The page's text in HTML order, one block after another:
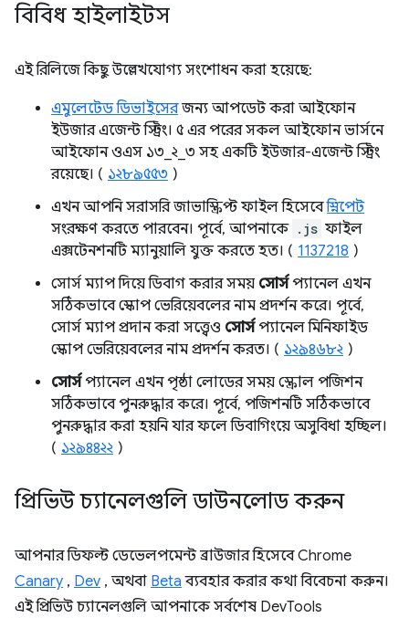
বিবিধ হাইলাইটস
এই রিলিজে কিছু উল্লেখযোগ্য সংশোধন করা হয়েছে:
এমুলেটেড ডিভাইসেরজন্য আপডেট করা আইফোন
ইউজার এজেন্ট স্ট্রিং। ৫ এর পরের সকল আইফোন ভার্সনে
আইফোন ওএস ১৩_২_৩ সহ একটি ইউজার-এজেন্ট স্ট্রিং
রয়েছে। ( ১২৮৯৫৫৩ )
এখন আপনি সরাসরি জাভাস্ক্রিপ্ট ফাইল হিসেবেস্নিপেট
সংরক্ষণ করতে পারবেন। পূর্বে, আপনাকে .js ফাইল
এক্সটেনশনটি ম্যানুয়ালি যুক্ত করতে হত। ( 1137218 )
সোর্স ম্যাপ দিয়ে ডিবাগ করার সময় সোর্সপ্যানেল এখন
সঠিকভাবে স্কোপ ভেরিয়েবলের নাম প্রদর্শন করে। পূর্বে,
সোর্স ম্যাপ প্রদান করা সত্ত্বেও সোর্সপ্যানেল মিনিফাইড
স্কোপ ভেরিয়েবলের নাম প্রদর্শন করত। ( ১২৯৪৬৮২ )
সোর্সপ্যানেল এখন পৃষ্ঠা লোডের সময় স্ক্রোল পজিশন
সঠিকভাবে পুনরুদ্ধার করে। পূর্বে, পজিশনটি সঠিকভাবে
পুনরুদ্ধার করা হয়নি যার ফলে ডিবাগিংয়ে অসুবিধা হচ্ছিল।
( ১২৯৪৪২২ )
প্রিভিউ চ্যানেলগুলি ডাউনলোড করুন
আপনার ডিফল্ট ডেভেলপমেন্ট ব্রাউজার হিসেবে Chrome
Canary , Dev , অথবা Beta ব্যবহার করার কথা বিবেচনা করুন।
এই প্রিভিউ চ্যানেলগুলি আপনাকে সর্বশেষ DevTools